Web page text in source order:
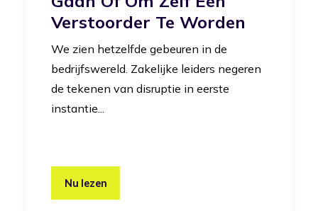
Verstoorder Te Worden
We zien hetzelfde gebeuren in de
bedrijfswereld. Zakelijke leiders negeren
de tekenen van disruptie in eerste
instantie...
Nu lezen